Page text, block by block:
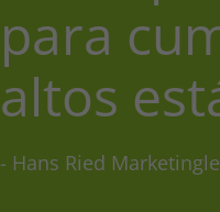
para
altos
- Hans Ried